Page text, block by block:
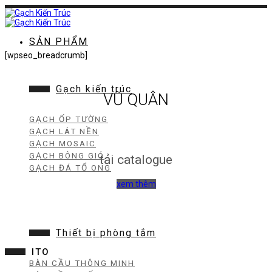
Chuyển
đến
nội
SẢN PHẨM
Gạch kiến trúc
GẠCH ỐP TƯỜNG
GẠCH LÁT NỀN
GẠCH MOSAIC
GẠCH BÔNG GIÓ
GẠCH ĐÁ TỔ ONG
Thiết bị phòng tắm
BÀN CẦU THÔNG MINH
[wpseo_breadcrumb]
VŨ QUÂN
tải catalogue
xem thêm
ITO